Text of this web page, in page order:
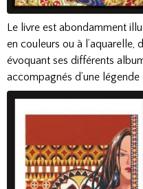
Le livre est abondamment
en couleurs ou à l’aquarelle,
évoquant ses différents
accompagnés d’une